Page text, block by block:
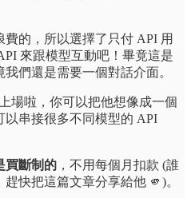
的，所以選擇了只付 API 用
來跟模型互動吧！畢竟這是
們還是需要一個對話介面。
場啦，你可以把他想像成一個
以串接很多不同模型的 API
買斷制的 ，不用每個月扣款 (誰
趕快把這篇文章分享給他 🫵)。